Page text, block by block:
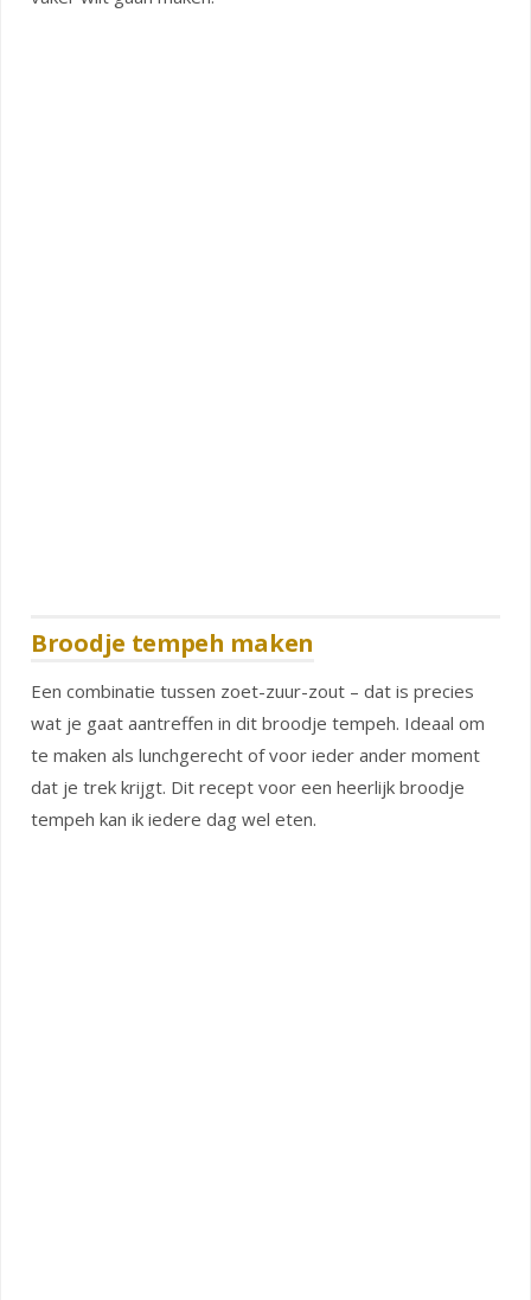
Broodje tempeh maken
Een combinatie tussen zoet-zuur-zout – dat is precies
wat je gaat aantreffen in dit broodje tempeh. Ideaal om
te maken als lunchgerecht of voor ieder ander moment
dat je trek krijgt. Dit recept voor een heerlijk broodje
tempeh kan ik iedere dag wel eten.